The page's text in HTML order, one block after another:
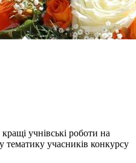
учнівські роботи на
тематику учасників конкурсу